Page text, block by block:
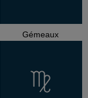
Gémeaux